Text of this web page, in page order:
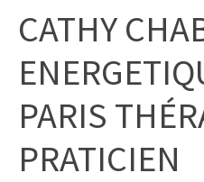
CATHY
PARIS
PRATICIEN